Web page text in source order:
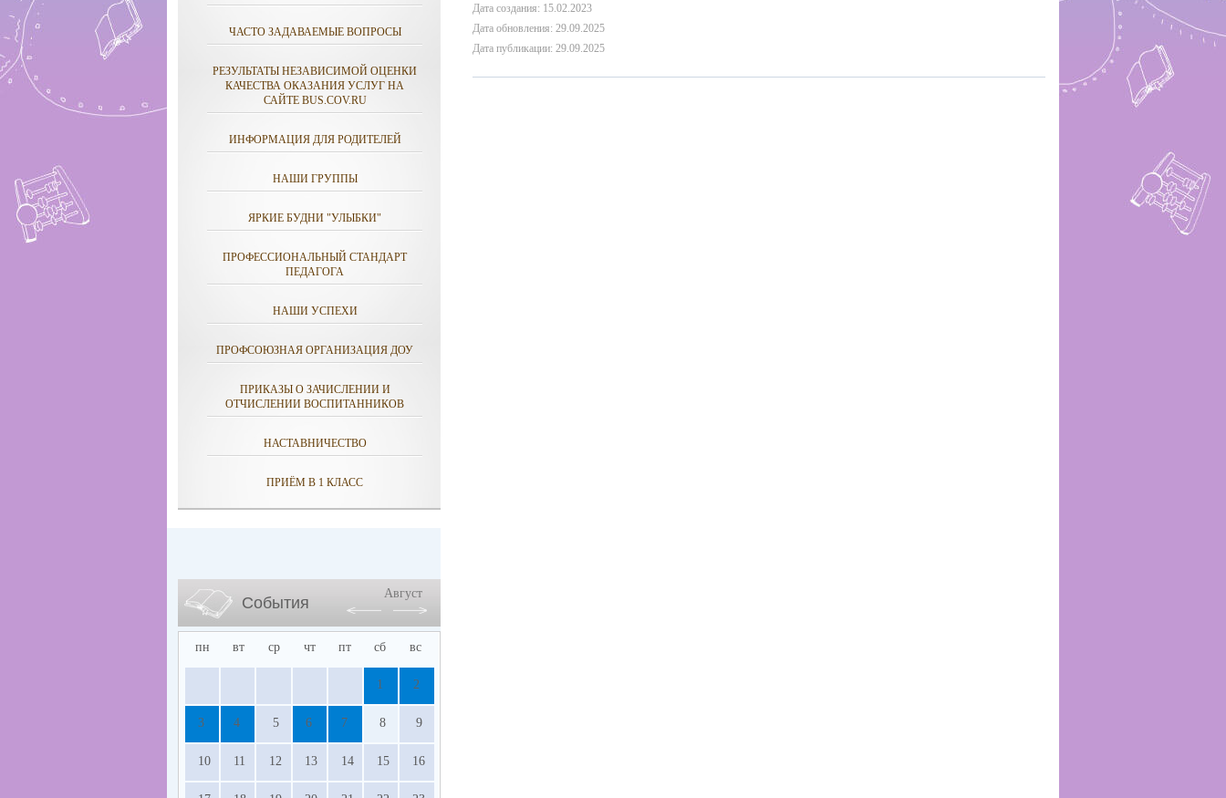
Дата создания: 15.02.2023
Дата обновления: 29.09.2025
Дата публикации: 29.09.2025
ЧАСТО ЗАДАВАЕМЫЕ ВОПРОСЫ
РЕЗУЛЬТАТЫ НЕЗАВИСИМОЙ ОЦЕНКИ
КАЧЕСТВА ОКАЗАНИЯ УСЛУГ НА
САЙТЕ BUS.COV.RU
ИНФОРМАЦИЯ ДЛЯ РОДИТЕЛЕЙ
НАШИ ГРУППЫ
ЯРКИЕ БУДНИ "УЛЫБКИ"
ПРОФЕССИОНАЛЬНЫЙ СТАНДАРТ
ПЕДАГОГА
НАШИ УСПЕХИ
ПРОФСОЮЗНАЯ ОРГАНИЗАЦИЯ ДОУ
ПРИКАЗЫ О ЗАЧИСЛЕНИИ И
ОТЧИСЛЕНИИ ВОСПИТАННИКОВ
НАСТАВНИЧЕСТВО
ПРИЁМ В 1 КЛАСС
События
Август
пн вт ср чт пт сб вс
1 2
3 4 5 6 7 8 9
10 11 12 13 14 15 16